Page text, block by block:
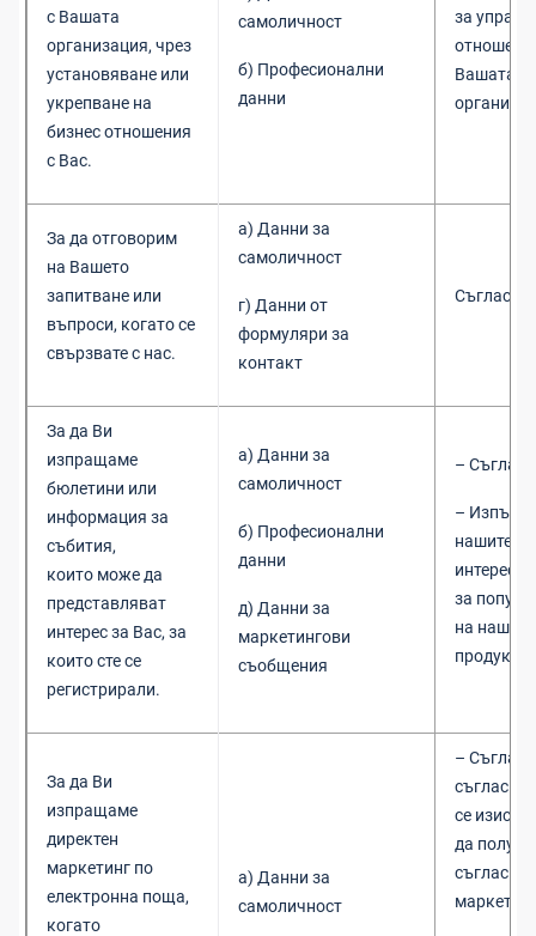
с Вашата
организация, чрез
установяване или
укрепване на
бизнес отношения
с Вас.
самоличност
б) Професионални
данни
за
Вашата
За да отговорим
на Вашето
запитване или
въпроси, когато се
свързвате с нас.
а) Данни за
самоличност
г) Данни от
формуляри за
контакт
Съгласие
За да Ви
изпращаме
бюлетини или
информация за
събития,
които може да
представляват
интерес за Вас, за
които сте се
регистрирали.
а) Данни за
самоличност
б) Професионални
данни
д) Данни за
маркетингови
съобщения
–
–
нашите
интереси
за
на нашите
продукти
За да Ви
изпращаме
директен
маркетинг по
електронна поща,
когато
а) Данни за
самоличност
–
съгласно
се
да
съгласие